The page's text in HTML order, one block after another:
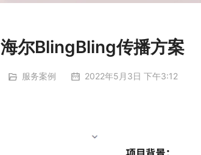
海尔BlingBling传播方案
服务案例 2022年5月3日 下午3:12